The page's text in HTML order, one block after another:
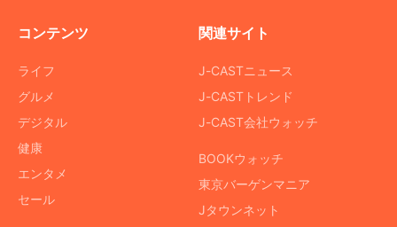
コンテンツ
ライフ
グルメ
デジタル
健康
エンタメ
セール
関連サイト
J-CASTニュース
J-CASTトレンド
J-CAST会社ウォッチ
BOOKウォッチ
東京バーゲンマニア
Jタウンネット